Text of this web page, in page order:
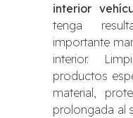
interior
tenga
importante
interior.
productos
material,
prolongada al